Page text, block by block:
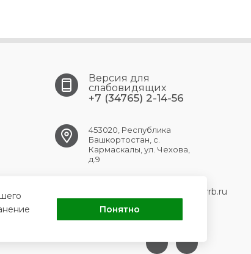
Версия для
слабовидящих
+7 (34765) 2-14-56
453020, Республика
Башкортостан, с.
Кармаскалы, ул. Чехова,
д.9
KARMASKALY.CRB@doctorrb.ru
Понятно